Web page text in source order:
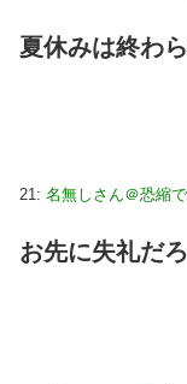
夏休みは終わ
21: 名無しさん＠恐縮
お先に失礼だろ